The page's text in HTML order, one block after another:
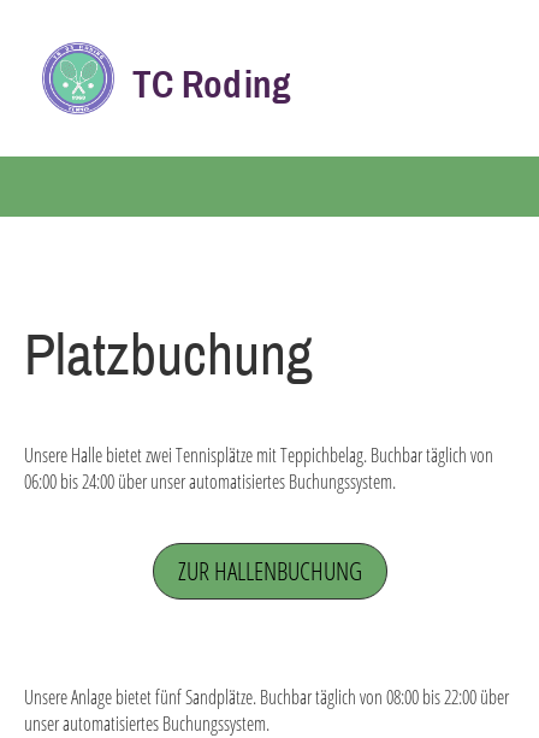
TC Roding
Platzbuchung
Unsere Halle bietet zwei Tennisplätze mit Teppichbelag. Buchbar täglich von
06:00 bis 24:00 über unser automatisiertes Buchungssystem.
ZUR HALLENBUCHUNG
Unsere Anlage bietet fünf Sandplätze. Buchbar täglich von 08:00 bis 22:00 über
unser automatisiertes Buchungssystem.